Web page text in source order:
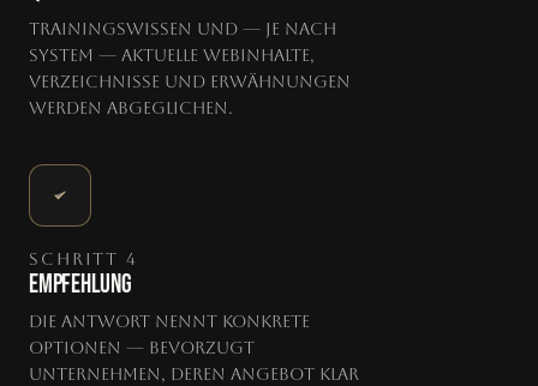
Trainingswissen und — je nach
System — aktuelle Webinhalte,
Verzeichnisse und Erwähnungen
werden abgeglichen.
SCHRITT 4
EMPFEHLUNG
Die Antwort nennt konkrete
Optionen — bevorzugt
Unternehmen, deren Angebot klar